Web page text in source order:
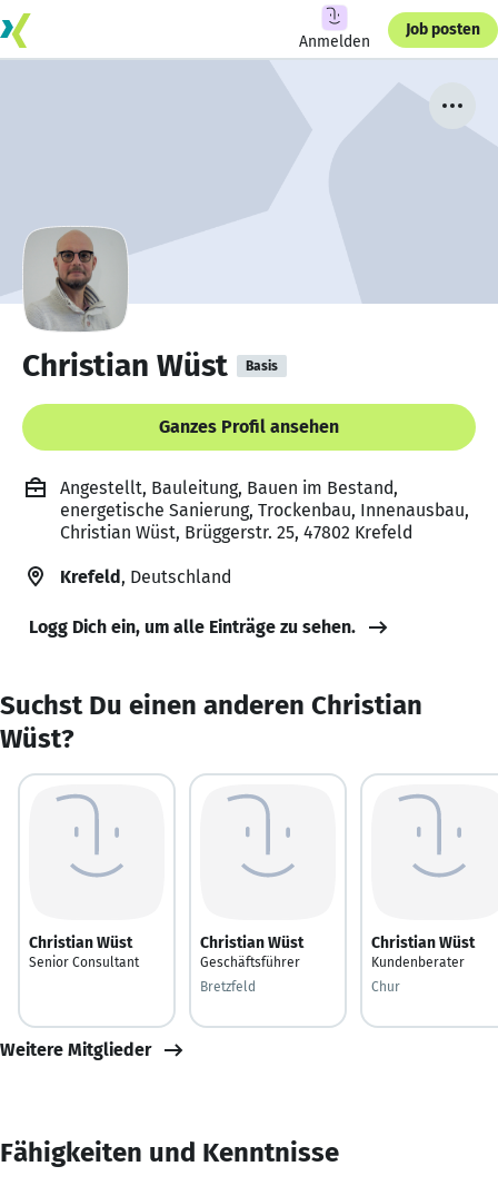
Anmelden
Job posten
Christian Wüst Basis
Ganzes Profil ansehen
Angestellt, Bauleitung, Bauen im Bestand,
energetische Sanierung, Trockenbau, Innenausbau,
Christian Wüst, Brüggerstr. 25, 47802 Krefeld
Krefeld, Deutschland
Logg Dich ein, um alle Einträge zu sehen.
Suchst Du einen anderen Christian
Wüst?
Christian Wüst
Senior Consultant
Christian Wüst
Geschäftsführer
Bretzfeld
Christian Wüst
Kundenberater
Chur
Weitere Mitglieder
Fähigkeiten und Kenntnisse